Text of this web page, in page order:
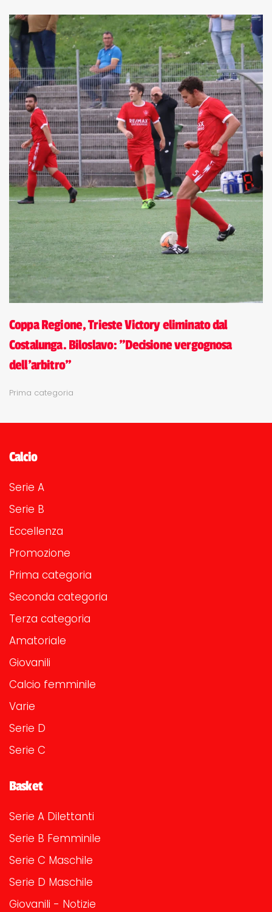
Coppa Regione, Trieste Victory eliminato dal
Costalunga. Biloslavo: "Decisione vergognosa
dell'arbitro"
Prima categoria
Calcio
Serie A
Serie B
Eccellenza
Promozione
Prima categoria
Seconda categoria
Terza categoria
Amatoriale
Giovanili
Calcio femminile
Varie
Serie D
Serie C
Basket
Serie A Dilettanti
Serie B Femminile
Serie C Maschile
Serie D Maschile
Giovanili - Notizie